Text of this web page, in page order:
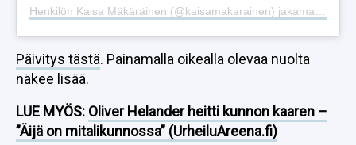
Päivitys tästä. Painamalla oikealla olevaa nuolta
näkee lisää.
LUE MYÖS: Oliver Helander heitti kunnon kaaren –
”Äijä on mitalikunnossa” (UrheiluAreena.fi)